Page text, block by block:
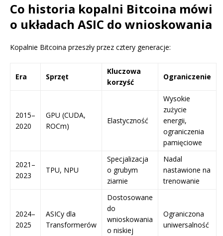
Co historia kopalni Bitcoina mówi
o układach ASIC do wnioskowania
Kopalnie Bitcoina przeszły przez cztery generacje:
Era Sprzęt
Kluczowa
korzyść
Ograniczenie
2015–
2020
GPU (CUDA,
ROCm)
Elastyczność
Wysokie
zużycie
energii,
ograniczenia
pamięciowe
2021–
2023
TPU, NPU
Specjalizacja
o grubym
ziarnie
Nadal
nastawione na
trenowanie
2024–
2025
ASICy dla
Transformerów
Dostosowane
do
wnioskowania
o niskiej
Ograniczona
uniwersalność